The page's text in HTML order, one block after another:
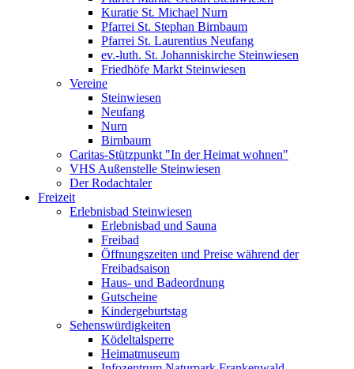
Kuratie St. Michael Nurn
Pfarrei St. Stephan Birnbaum
Pfarrei St. Laurentius Neufang
ev.-luth. St. Johanniskirche Steinwiesen
Friedhöfe Markt Steinwiesen
Vereine
Steinwiesen
Neufang
Nurn
Birnbaum
Caritas-Stützpunkt "In der Heimat wohnen"
VHS Außenstelle Steinwiesen
Der Rodachtaler
Freizeit
Erlebnisbad Steinwiesen
Erlebnisbad und Sauna
Freibad
Öffnungszeiten und Preise während der
Freibadsaison
Haus- und Badeordnung
Gutscheine
Kindergeburtstag
Sehenswürdigkeiten
Ködeltalsperre
Heimatmuseum